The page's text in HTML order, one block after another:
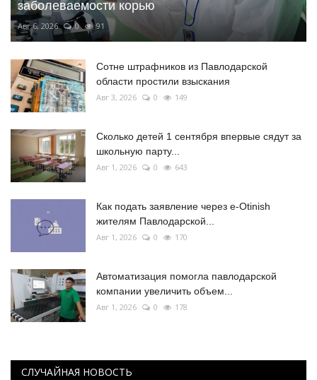
заболеваемости корью
Авг 6, 2026 0 91
Сотне штрафников из Павлодарской
области простили взыскания
Авг 3, 2026 0 149
Сколько детей 1 сентября впервые сядут за
школьную парту...
Авг 1, 2026 0 643
Как подать заявление через e-Otinish
жителям Павлодарской...
Авг 1, 2026 0 170
Автоматизация помогла павлодарской
компании увеличить объем...
Авг 1, 2026 0 178
СЛУЧАЙНАЯ НОВОСТЬ